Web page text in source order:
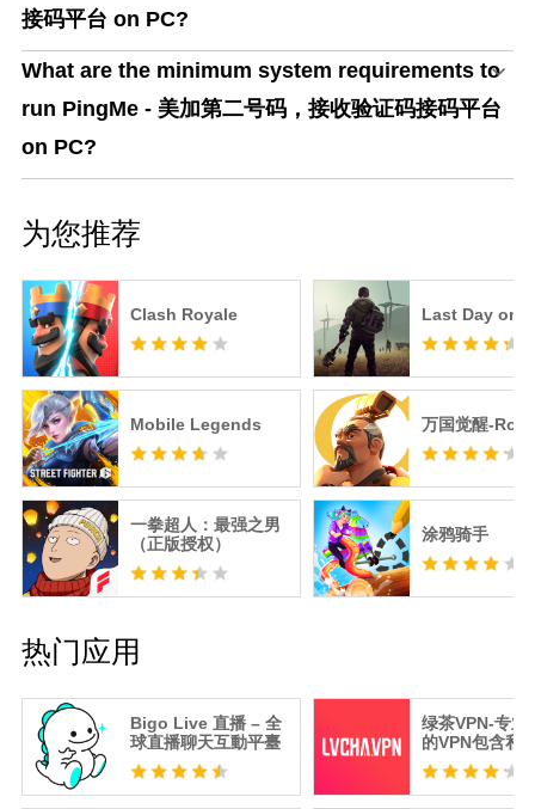
接码平台 on PC?
What are the minimum system requirements to
run PingMe - 美加第二号码，接收验证码接码平台
on PC?
为您推荐
Clash Royale Last Day on
Mobile Legends 万国觉醒-RoK
一拳超人：最强之男
（正版授权）
涂鸦骑手
热门应用
Bigo Live 直播 – 全
球直播聊天互動平臺
绿茶VPN-专业
的VPN包含私
器